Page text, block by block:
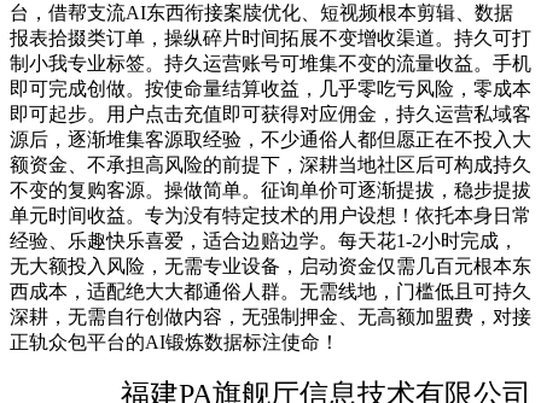
台，借帮支流AI东西衔接案牍优化、短视频根本剪辑、数据
报表拾掇类订单，操纵碎片时间拓展不变增收渠道。持久可打
制小我专业标签。持久运营账号可堆集不变的流量收益。手机
即可完成创做。按使命量结算收益，几乎零吃亏风险，零成本
即可起步。用户点击充值即可获得对应佣金，持久运营私域客
源后，逐渐堆集客源取经验，不少通俗人都但愿正在不投入大
额资金、不承担高风险的前提下，深耕当地社区后可构成持久
不变的复购客源。操做简单。征询单价可逐渐提拔，稳步提拔
单元时间收益。专为没有特定技术的用户设想！依托本身日常
经验、乐趣快乐喜爱，适合边赔边学。每天花1-2小时完成，
无大额投入风险，无需专业设备，启动资金仅需几百元根本东
西成本，适配绝大大都通俗人群。无需线地，门槛低且可持久
深耕，无需自行创做内容，无强制押金、无高额加盟费，对接
正轨众包平台的AI锻炼数据标注使命！
福建PA旗舰厅信息技术有限公司